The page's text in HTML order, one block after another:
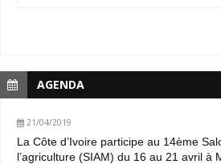
AGENDA
21/04/2019
La Côte d’Ivoire participe au 14ème
l’agriculture (SIAM) du 16 au 21 avril à